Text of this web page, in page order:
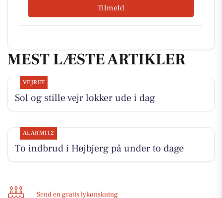
Tilmeld
MEST LÆSTE ARTIKLER
VEJRET
Sol og stille vejr lokker ude i dag
ALARM112
To indbrud i Højbjerg på under to dage
Send en gratis lykønskning